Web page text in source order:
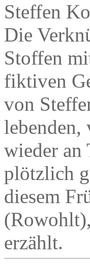
Steffen
Die
Stoffen
fiktiven
von
lebenden,
wieder an
plötzlich
diesem
erzählt.